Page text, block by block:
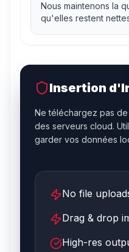
Nous maintenons la
qu'elles restent
Insertion
Ne téléchargez pas
des serveurs cloud.
garder vos données
No file
Drag & drop
High-res